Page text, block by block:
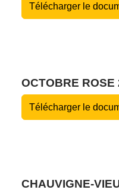
Télécharger le
OCTOBRE ROSE
Télécharger le
CHAUVIGNE-